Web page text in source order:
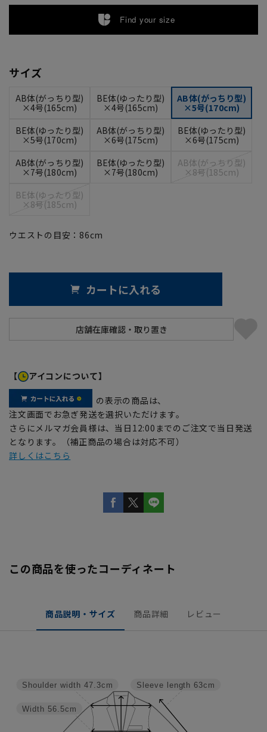
Find your size
サイズ
AB体(がっちり型)
×4号(165cm)
BE体(ゆったり型)
×4号(165cm)
AB体(がっちり型)
×5号(170cm)
BE体(ゆったり型)
×5号(170cm)
AB体(がっちり型)
×6号(175cm)
BE体(ゆったり型)
×6号(175cm)
AB体(がっちり型)
×7号(180cm)
BE体(ゆったり型)
×7号(180cm)
AB体(がっちり型)
×8号(185cm)
BE体(ゆったり型)
×8号(185cm)
ウエストの目安： 86cm
カートに入れる
【 アイコンについて】
の表示の商品は、
注文画面でお急ぎ発送を選択いただけます。
さらにメルマガ会員様は、当日12:00までのご注文で当日発送
となります。（補正商品の場合は対応不可）
詳しくはこちら
この商品を使ったコーディネート
商品説明・サイズ 商品詳細 レビュー
Sleeve length 63cm
Width 56.5cm
Shoulder width 47.3cm